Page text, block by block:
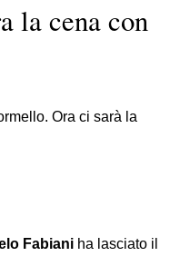
la cena con
Ora ci sarà la
Fabiani ha lasciato il